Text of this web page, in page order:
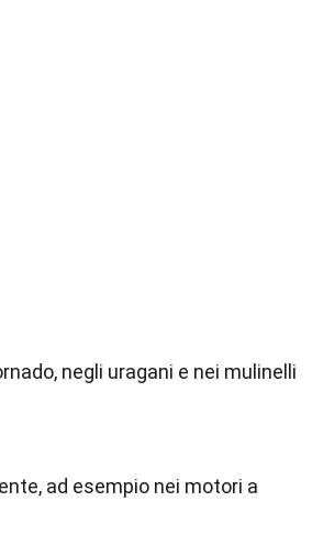
negli uragani e nei mulinelli
ad esempio nei motori a